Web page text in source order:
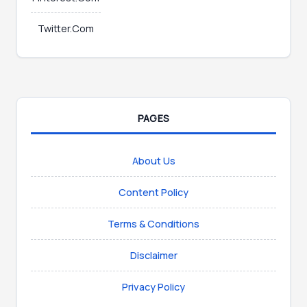
Twitter.Com
PAGES
About Us
Content Policy
Terms & Conditions
Disclaimer
Privacy Policy